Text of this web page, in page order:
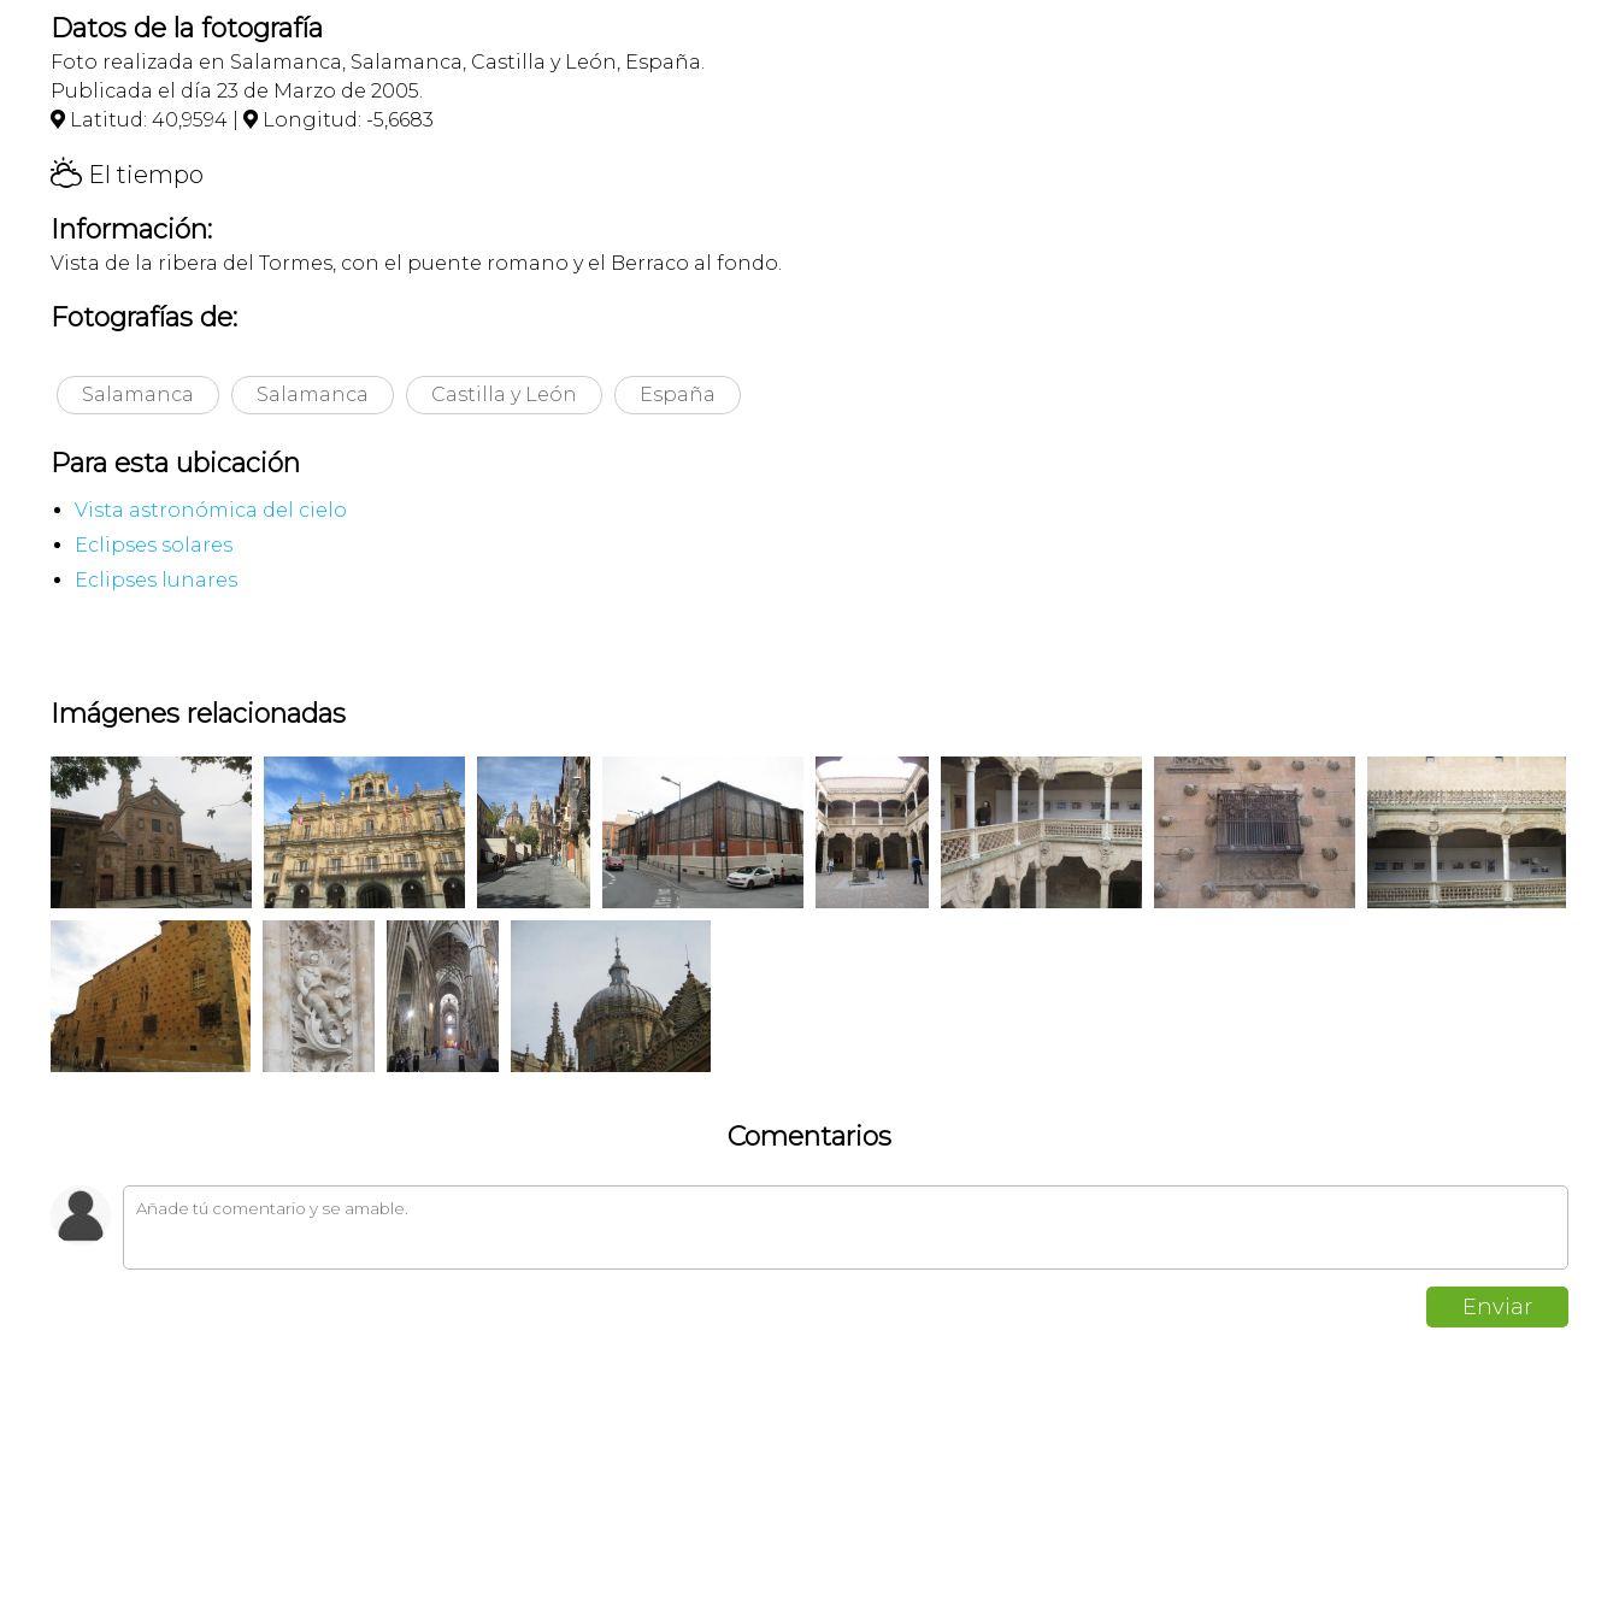
Datos de la fotografía
Foto realizada en Salamanca, Salamanca, Castilla y León, España.
Publicada el día 23 de Marzo de 2005.
 Latitud: 40,9594 |  Longitud: -5,6683
H El tiempo
Información:
Vista de la ribera del Tormes, con el puente romano y el Berraco al fondo.
Fotografías de:
Salamanca Salamanca Castilla y León España
Para esta ubicación
Vista astronómica del cielo
Eclipses solares
Eclipses lunares
Imágenes relacionadas
Comentarios